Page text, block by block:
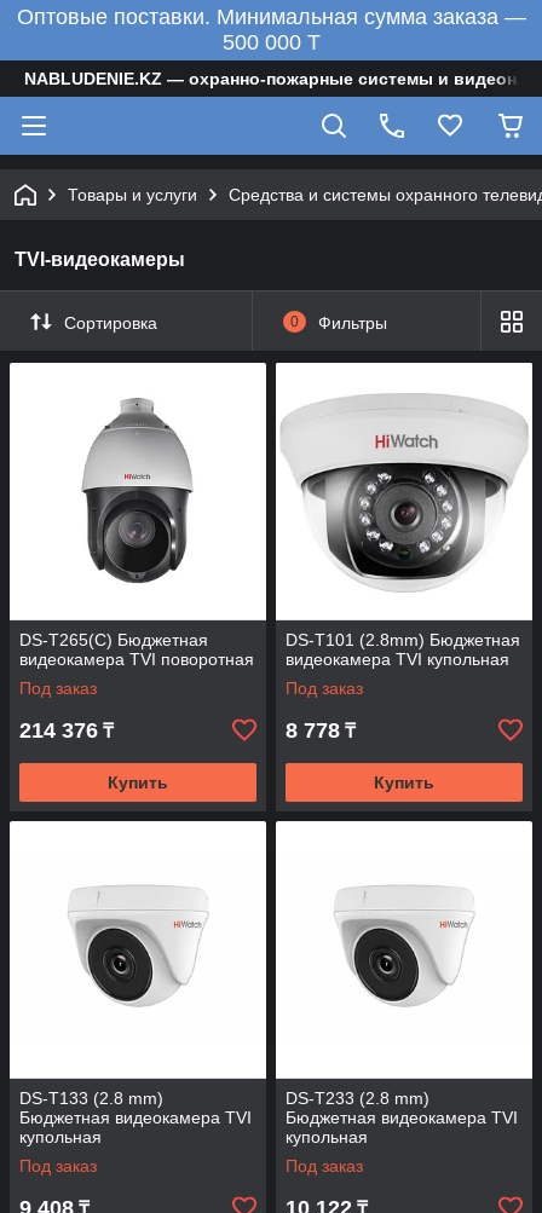
Оптовые поставки. Минимальная сумма заказа —
500 000 T
NABLUDENIE.KZ — охранно-пожарные системы и
Товары и услуги Средства и системы охранного
TVI-видеокамеры
Сортировка 0 Фильтры
DS-T265(C) Бюджетная
видеокамера TVI поворотная
Под заказ
214 376 ₸
Купить
DS-T101 (2.8mm) Бюджетная
видеокамера TVI купольная
Под заказ
8 778 ₸
Купить
DS-T133 (2.8 mm)
Бюджетная видеокамера TVI
купольная
Под заказ
9 408 ₸
DS-T233 (2.8 mm)
Бюджетная видеокамера TVI
купольная
Под заказ
10 122 ₸